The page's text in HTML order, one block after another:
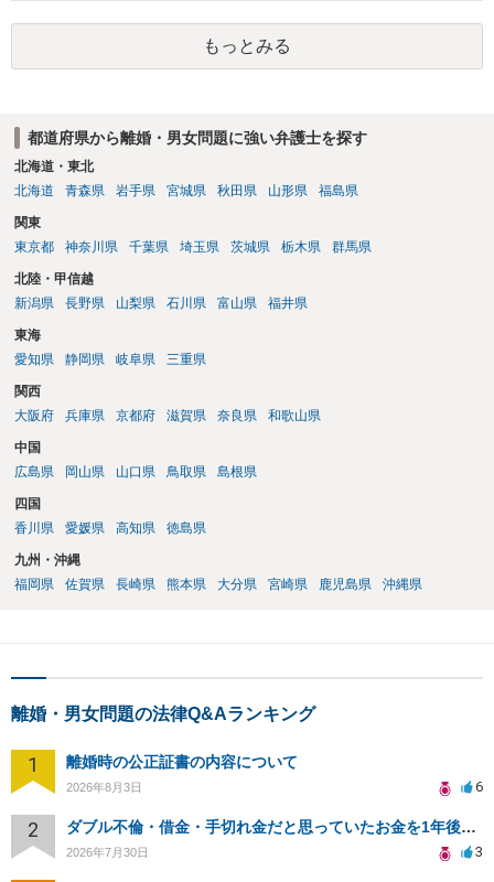
もっとみる
都道府県から離婚・男女問題に強い弁護士を探す
北海道・東北
北海道
青森県 岩手県 宮城県 秋田県 山形県 福島県
関東
東京都
神奈川県 千葉県 埼玉県 茨城県 栃木県 群馬県
北陸・甲信越
新潟県
長野県 山梨県 石川県 富山県 福井県
東海
愛知県
静岡県 岐阜県 三重県
関西
大阪府
兵庫県 京都府 滋賀県 奈良県 和歌山県
中国
広島県
岡山県 山口県 鳥取県 島根県
四国
香川県
愛媛県 高知県 徳島県
九州・沖縄
福岡県
佐賀県 長崎県 熊本県 大分県 宮崎県 鹿児島県 沖縄県
離婚・男女問題の法律Q&Aランキング
1 離婚時の公正証書の内容について
2026年8月3日 6
2 ダブル不倫・借金・手切れ金だと思っていたお金を1年後いまさら脅迫罪として通知書が来てまとめて請求
2026年7月30日 3